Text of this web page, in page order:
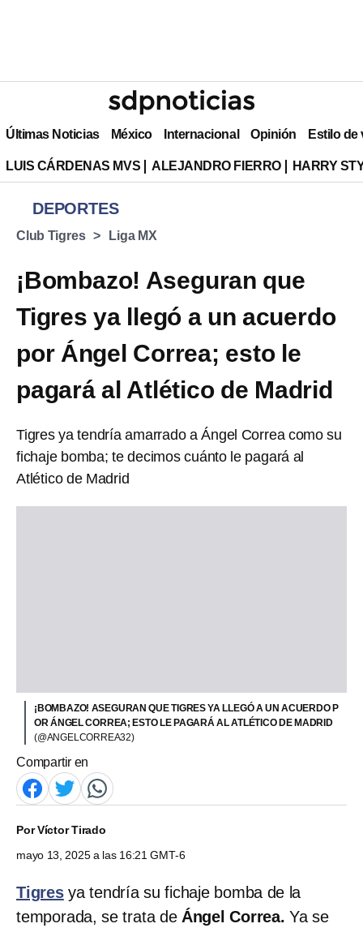
Últimas Noticias México Internacional Opinión Estilo de
LUIS CÁRDENAS MVS ALEJANDRO FIERRO HARRY
DEPORTES
Club Tigres Liga MX
¡Bombazo! Aseguran que
Tigres ya llegó a un acuerdo
por Ángel Correa; esto le
pagará al Atlético de Madrid
Tigres ya tendría amarrado a Ángel Correa como su
fichaje bomba; te decimos cuánto le pagará al
Atlético de Madrid
¡BOMBAZO! ASEGURAN QUE TIGRES YA LLEGÓ A UN ACUERDO P
OR ÁNGEL CORREA; ESTO LE PAGARÁ AL ATLÉTICO DE MADRID
(@ANGELCORREA32)
Compartir en
PorVíctor Tirado
mayo 13, 2025 a las 16:21 GMT-6
Tigresya tendría su fichaje bomba de la
temporada, se trata deÁngel Correa.Ya se